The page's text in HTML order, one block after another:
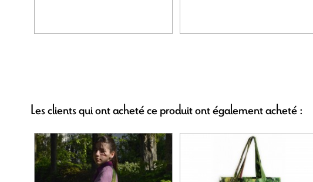
Les clients qui ont acheté ce produit ont également acheté :